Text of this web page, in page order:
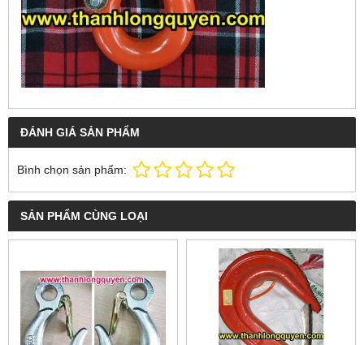
ĐÁNH GIÁ SẢN PHẨM
Bình chọn sản phẩm:
SẢN PHẨM CÙNG LOẠI